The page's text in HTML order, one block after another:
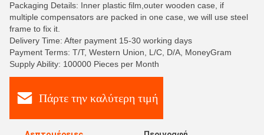
Packaging Details: Inner plastic film,outer wooden case, if
multiple compensators are packed in one case, we will use steel
frame to fix it.
Delivery Time: After payment 15-30 working days
Payment Terms: T/T, Western Union, L/C, D/A, MoneyGram
Supply Ability: 100000 Pieces per Month
Πάρτε την καλύτερη τιμή